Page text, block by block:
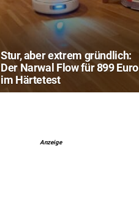
Stur, aber extrem gründlich:
Der Narwal Flow für 899 Euro
im Härtetest
Anzeige